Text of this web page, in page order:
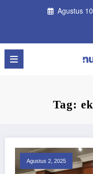
Agustus
Tag:
Agustus 2, 2025